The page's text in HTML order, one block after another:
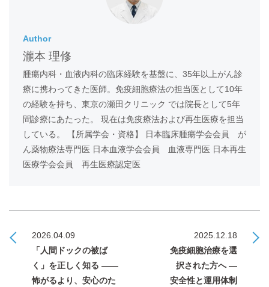
Author
瀧本 理修
腫瘍内科・血液内科の臨床経験を基盤に、35年以上がん診
療に携わってきた医師。免疫細胞療法の担当医として10年
の経験を持ち、東京の瀬田クリニック では院長として5年
間診療にあたった。 現在は免疫療法および再生医療を担当
している。 【所属学会・資格】 日本臨床腫瘍学会会員 が
ん薬物療法専門医 日本血液学会会員 血液専門医 日本再生
医療学会会員 再生医療認定医
2026.04.09
「人間ドックの被ば
く」を正しく知る ——
怖がるより、安心のた
2025.12.18
免疫細胞治療を選
択された方へ ―
安全性と運用体制